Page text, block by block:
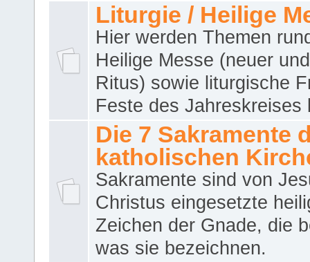
Liturgie / Heilige
Hier werden Themen
Heilige Messe (neuer
Ritus) sowie liturgische
Feste des Jahreskreises
Die 7 Sakramente
katholischen
Sakramente sind von
Christus eingesetzte
Zeichen der Gnade, die
was sie bezeichnen.